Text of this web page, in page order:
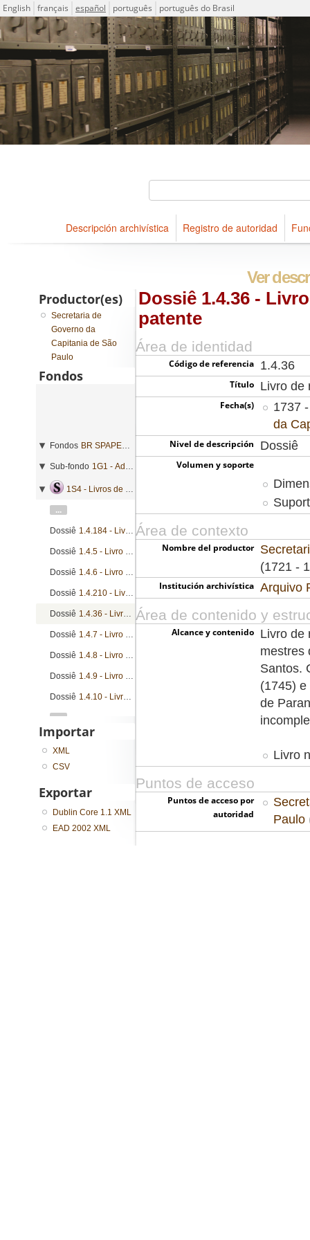
Idioma
English français español português português do Brasil
Descriptions for archival holdings maintained at Arquivo
ICA-AtoM Project
Descripción archivística Registro de autoridad
Ver
Dossiê 1.4.36 -
patente
Área de identidad
Código de referencia 1.4.36
Título Livro de
Fecha(s)
1737
da
Nivel de descripción Dossiê
Volumen y soporte
Área de contexto
Nombre del productor
(1721 -
Institución archivística Arquivo
Área de contenido y
Alcance y contenido
Livro de
mestres
Santos.
(1745)
de
Livro
Puntos de acceso
Puntos de acceso por
autoridad
Paulo
Productor(es)
Secretaria de
Governo da
Capitania de São
Paulo
Fondos
Fondos BR SPAPESP SEGOVC - Secretaria de Governo da Capitania de São Paulo
Sub-fondo 1G1 - Administração geral
1S4 - Livros de registro geral de mercês
...
Dossiê 1.4.184 - Livro de registro de avisos, bandos, certidões, editais, portarias e provisões
Dossiê 1.4.5 - Livro de registro de cartas patente, cartas de sesmarias, nomeações e provisões
Dossiê 1.4.6 - Livro de registro de cartas patente, cartas de sesmarias, nomeações e provisões
Dossiê 1.4.210 - Livro de registro de cartas de sesmarias
Dossiê 1.4.36 - Livro de registro de cartas patente
Dossiê 1.4.7 - Livro de registro de cartas patente, cartas de sesmarias, nomeações e provisões
Dossiê 1.4.8 - Livro de registro de cartas patente, cartas de sesmarias, nomeações e provisões
Dossiê 1.4.9 - Livro de registro de cartas patente, cartas de sesmarias, nomeações e provisões
Dossiê 1.4.10 - Livro de registro de bandos, cartas patente, cartas de sesmarias, instruções, nomeações e provisões
...
Importar
XML
CSV
Exportar
Dublin Core 1.1 XML
EAD 2002 XML